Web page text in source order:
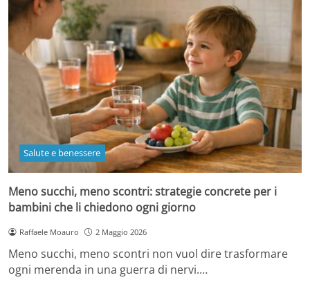
Salute e benessere
Meno succhi, meno scontri: strategie concrete per i
bambini che li chiedono ogni giorno
Raffaele Moauro 2 Maggio 2026
Meno succhi, meno scontri non vuol dire trasformare
ogni merenda in una guerra di nervi.…